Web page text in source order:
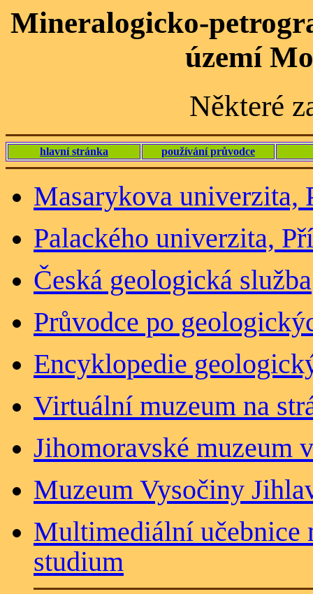
Mineralogicko-
území
Některé
hlavní stránka používání průvodce
Masarykova univerzita,
Palackého univerzita,
Česká geologická služba
Průvodce po
Encyklopedie
Virtuální muzeum na
Jihomoravské muzeum
Muzeum Vysočiny
Multimediální učebnice
studium